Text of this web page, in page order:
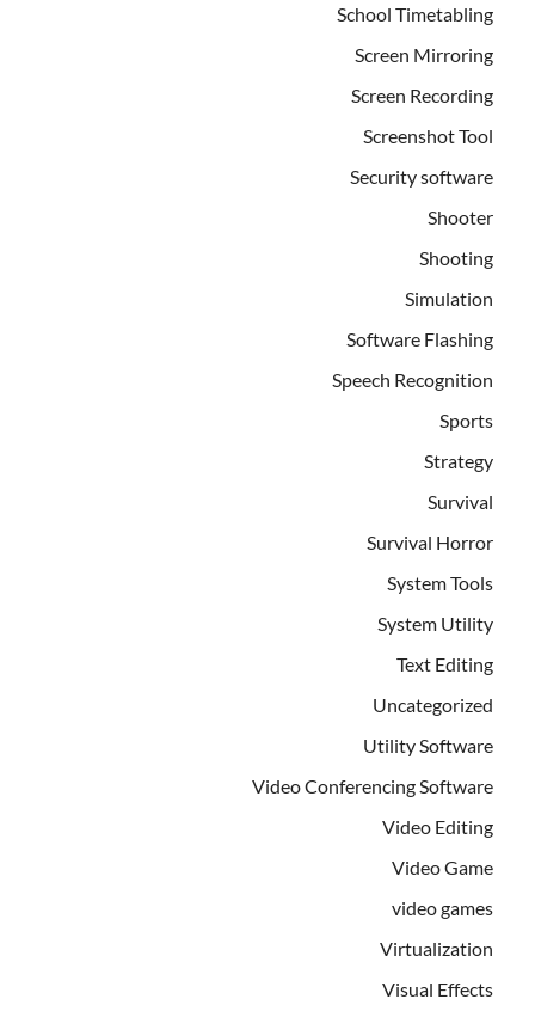
School Timetabling
Screen Mirroring
Screen Recording
Screenshot Tool
Security software
Shooter
Shooting
Simulation
Software Flashing
Speech Recognition
Sports
Strategy
Survival
Survival Horror
System Tools
System Utility
Text Editing
Uncategorized
Utility Software
Video Conferencing Software
Video Editing
Video Game
video games
Virtualization
Visual Effects